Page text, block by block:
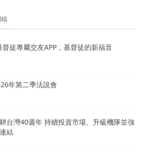
督徒專屬交友APP，基督徒的新福音
年第二季法說會
台灣40週年 持續投資市場、升級機隊並強
結